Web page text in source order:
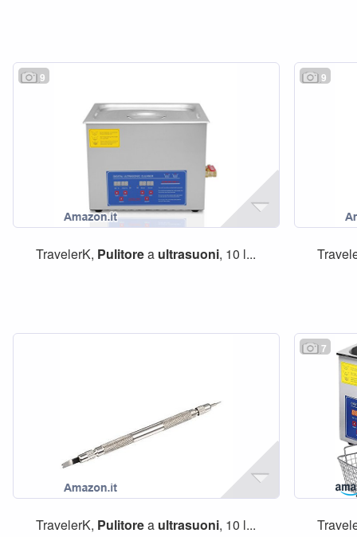
9
TravelerK, Pulitorea ultrasuoni, 10 l...
9
TravelerK, Pulitorea ultrasuoni, 10 l...
7